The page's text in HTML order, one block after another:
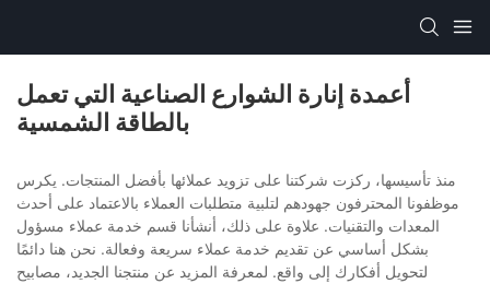
أعمدة إنارة الشوارع الصناعية التي تعمل
بالطاقة الشمسية
منذ تأسيسها، ركزت شركتنا على تزويد عملائها بأفضل المنتجات. يكرس
موظفونا المحترفون جهودهم لتلبية متطلبات العملاء بالاعتماد على أحدث
المعدات والتقنيات. علاوة على ذلك، أنشأنا قسم خدمة عملاء مسؤول
بشكل أساسي عن تقديم خدمة عملاء سريعة وفعالة. نحن هنا دائمًا
لتحويل أفكارك إلى واقع. لمعرفة المزيد عن منتجنا الجديد، مصابيح